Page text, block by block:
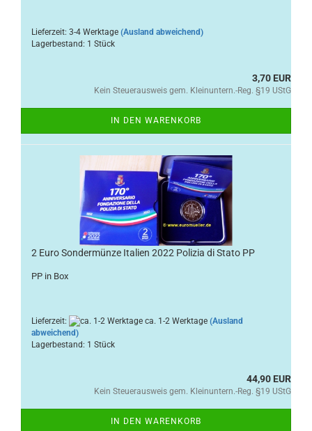
Lieferzeit: 3-4 Werktage (Ausland abweichend)
Lagerbestand: 1 Stück
3,70 EUR
Kein Steuerausweis gem. Kleinuntern.-Reg. §19 UStG
IN DEN WARENKORB
2 Euro Sondermünze Italien 2022 Polizia di Stato PP
PP in Box
Lieferzeit: ca. 1-2 Werktage (Ausland
abweichend)
Lagerbestand: 1 Stück
44,90 EUR
Kein Steuerausweis gem. Kleinuntern.-Reg. §19 UStG
IN DEN WARENKORB